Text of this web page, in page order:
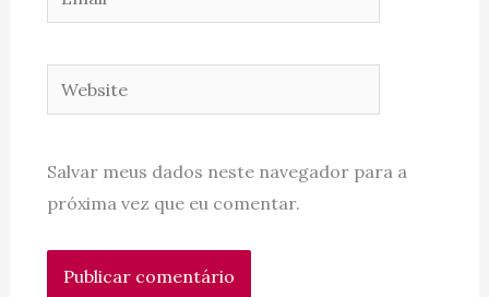
Website
Salvar meus dados neste navegador para a
próxima vez que eu comentar.